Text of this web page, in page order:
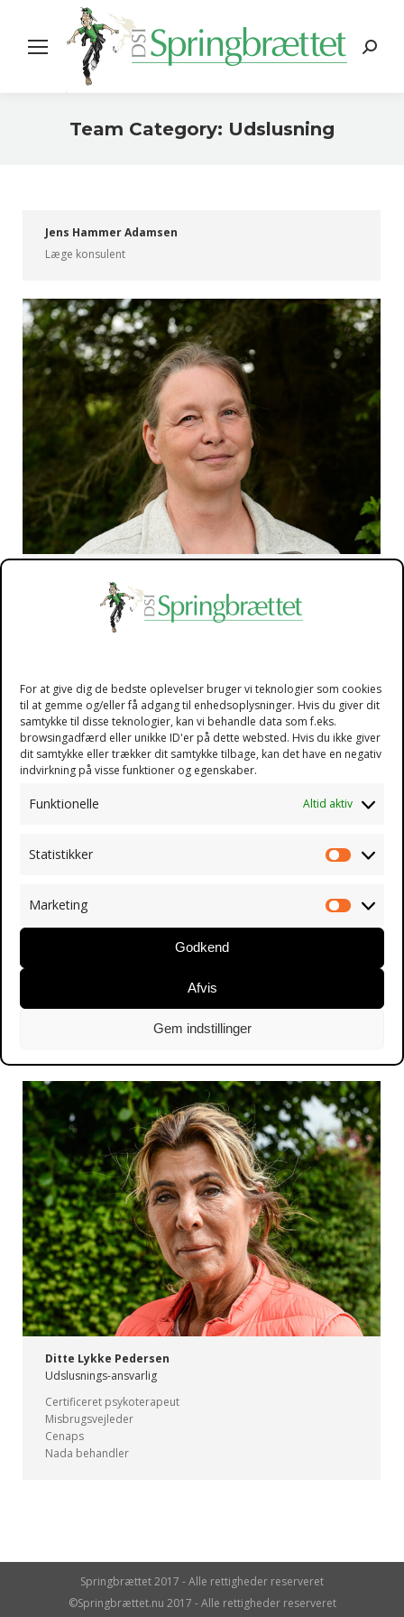
For at give dig de bedste oplevelser bruger vi teknologier som cookies
til at gemme og/eller få adgang til enhedsoplysninger. Hvis du giver dit
samtykke til disse teknologier, kan vi behandle data som f.eks.
browsingadfærd eller unikke ID'er på dette websted. Hvis du ikke giver
dit samtykke eller trækker dit samtykke tilbage, kan det have en negativ
indvirkning på visse funktioner og egenskaber.
Funktionelle Altid aktiv
Statistikker
Marketing
Godkend
Afvis
Gem indstillinger
Search:
Team Category: Udslusning
Jens Hammer Adamsen
Læge konsulent
Medicinansvarlig
Social og sundhedsassistent
Medicinansvarlig
Ditte Lykke Pedersen
Udslusnings-ansvarlig
Certificeret psykoterapeut
Misbrugsvejleder
Cenaps
Nada behandler
Springbrættet 2017 - Alle rettigheder reserveret
©Springbrættet.nu 2017 - Alle rettigheder reserveret